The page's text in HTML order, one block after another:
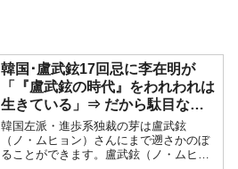
韓国･盧武鉉17回忌に李在明が
「『盧武鉉の時代』をわれわれは
生きている」⇒ だから駄目なの
だ
韓国左派・進歩系独裁の芽は盧武鉉
（ノ・ムヒョン）さんにまで遡さかのぼ
ることができます。盧武鉉（ノ・ムヒョ